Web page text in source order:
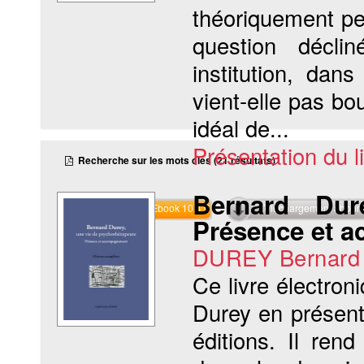
théoriquement
question
institution,
vient-elle pas
idéal de...
Présentation du
Commander l'Ebook 10.4 € Téléchargement
Recherche sur les mots clés (21 résultats)
Bernard
Présence et
DUREY Bernard
Ce livre
Durey en
éditions. Il